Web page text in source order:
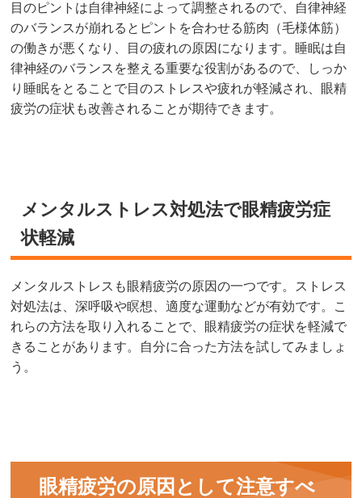
目のピントは自律神経によって調整されるので、自律神経
のバランスが崩れるとピントを合わせる筋肉（毛様体筋）
の働きが悪くなり、目の疲れの原因になります。睡眠は自
律神経のバランスを整える重要な役割があるので、しっか
り睡眠をとることで目のストレスや疲れが軽減され、眼精
疲労の症状も改善されることが期待できます。
メンタルストレス対処法で眼精疲労症
状軽減
メンタルストレスも眼精疲労の原因の一つです。ストレス
対処法は、深呼吸や瞑想、適度な運動などが有効です。こ
れらの方法を取り入れることで、眼精疲労の症状を軽減で
きることがあります。自分に合った方法を試してみましょ
う。
眼精疲労の原因として注意すべ